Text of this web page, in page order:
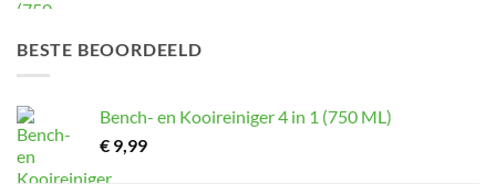
BESTE BEOORDEELD
Bench- en Kooireiniger 4 in 1 (750 ML)
€ 9,99